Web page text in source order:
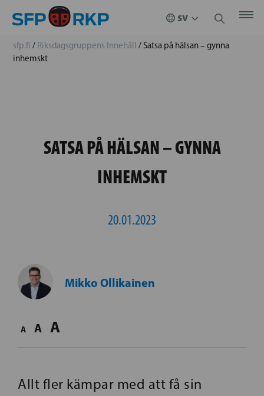
sfp.fi / Riksdagsgruppens Innehåll / Satsa på hälsan – gynna
inhemskt
SATSA PÅ HÄLSAN – GYNNA
INHEMSKT
20.01.2023
Mikko Ollikainen
A A A
Allt fler kämpar med att få sin